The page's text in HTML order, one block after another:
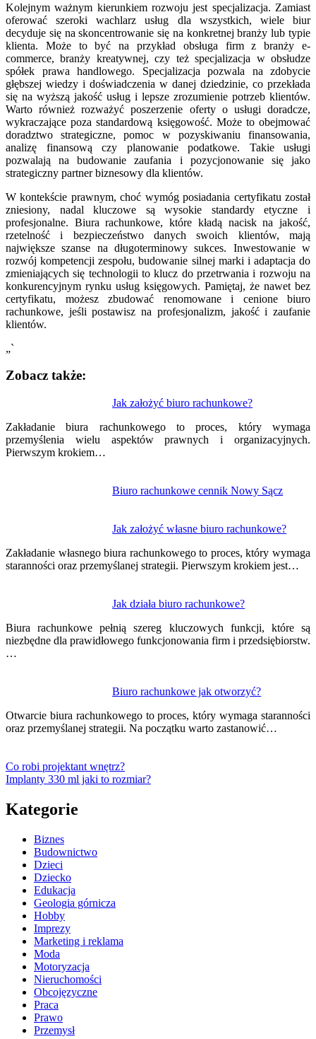
Kolejnym ważnym kierunkiem rozwoju jest specjalizacja. Zamiast
oferować szeroki wachlarz usług dla wszystkich, wiele biur
decyduje się na skoncentrowanie się na konkretnej branży lub typie
klienta. Może to być na przykład obsługa firm z branży e-
commerce, branży kreatywnej, czy też specjalizacja w obsłudze
spółek prawa handlowego. Specjalizacja pozwala na zdobycie
głębszej wiedzy i doświadczenia w danej dziedzinie, co przekłada
się na wyższą jakość usług i lepsze zrozumienie potrzeb klientów.
Warto również rozważyć poszerzenie oferty o usługi doradcze,
wykraczające poza standardową księgowość. Może to obejmować
doradztwo strategiczne, pomoc w pozyskiwaniu finansowania,
analizę finansową czy planowanie podatkowe. Takie usługi
pozwalają na budowanie zaufania i pozycjonowanie się jako
strategiczny partner biznesowy dla klientów.
W kontekście prawnym, choć wymóg posiadania certyfikatu został
zniesiony, nadal kluczowe są wysokie standardy etyczne i
profesjonalne. Biura rachunkowe, które kładą nacisk na jakość,
rzetelność i bezpieczeństwo danych swoich klientów, mają
największe szanse na długoterminowy sukces. Inwestowanie w
rozwój kompetencji zespołu, budowanie silnej marki i adaptacja do
zmieniających się technologii to klucz do przetrwania i rozwoju na
konkurencyjnym rynku usług księgowych. Pamiętaj, że nawet bez
certyfikatu, możesz zbudować renomowane i cenione biuro
rachunkowe, jeśli postawisz na profesjonalizm, jakość i zaufanie
klientów.
„`
Zobacz także:
Jak założyć biuro rachunkowe?
Zakładanie biura rachunkowego to proces, który wymaga
przemyślenia wielu aspektów prawnych i organizacyjnych.
Pierwszym krokiem…
Biuro rachunkowe cennik Nowy Sącz
Jak założyć własne biuro rachunkowe?
Zakładanie własnego biura rachunkowego to proces, który wymaga
staranności oraz przemyślanej strategii. Pierwszym krokiem jest…
Jak działa biuro rachunkowe?
Biura rachunkowe pełnią szereg kluczowych funkcji, które są
niezbędne dla prawidłowego funkcjonowania firm i przedsiębiorstw.
…
Biuro rachunkowe jak otworzyć?
Otwarcie biura rachunkowego to proces, który wymaga staranności
oraz przemyślanej strategii. Na początku warto zastanowić…
wpisu
Co robi projektant wnętrz?
Implanty 330 ml jaki to rozmiar?
Kategorie
Biznes
Budownictwo
Dzieci
Dziecko
Edukacja
Geologia górnicza
Hobby
Imprezy
Marketing i reklama
Moda
Motoryzacja
Nieruchomości
Obcojęzyczne
Praca
Prawo
Przemysł